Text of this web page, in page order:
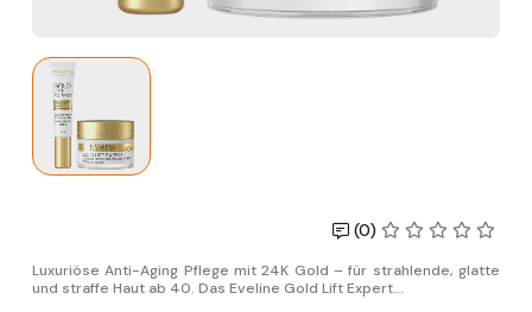
(0)
Luxuriöse Anti-Aging Pflege mit 24K Gold – für strahlende, glatte
und straffe Haut ab 40. Das Eveline Gold Lift Expert...